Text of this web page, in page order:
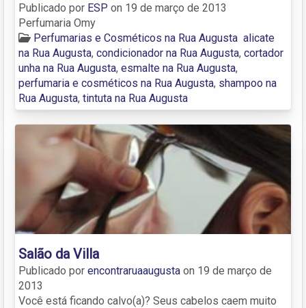
Publicado por ESP on 19 de março de 2013
Perfumaria Omy
Perfumarias e Cosméticos na Rua Augusta alicate
na Rua Augusta, condicionador na Rua Augusta, cortador
unha na Rua Augusta, esmalte na Rua Augusta,
perfumaria e cosméticos na Rua Augusta, shampoo na
Rua Augusta, tintuta na Rua Augusta
Salão da Villa
Publicado por encontraruaaugusta on 19 de março de
2013
Você está ficando calvo(a)? Seus cabelos caem muito